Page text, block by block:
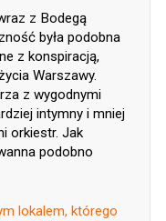
z Bodegą
była podobna
z konspiracją,
Warszawy.
z wygodnymi
intymny i mniej
orkiestr. Jak
podobno
lokalem, którego